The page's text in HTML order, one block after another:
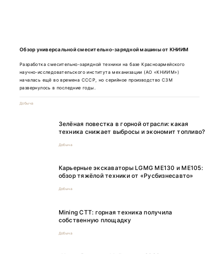
Обзор универсальной смесительно-зарядной машины от КНИИМ
Разработка смесительно-зарядной техники на базе Красноармейского
научно-исследовательского института механизации (АО «КНИИМ»)
началась ещё во времена СССР, но серийное производство СЗМ
развернулось в последние годы.
Добыча
Зелёная повестка в горной отрасли: какая
техника снижает выбросы и экономит топливо?
Добыча
Карьерные экскаваторы LGMG ME130 и ME105:
обзор тяжёлой техники от «Русбизнесавто»
Добыча
Mining CTT: горная техника получила
собственную площадку
Добыча